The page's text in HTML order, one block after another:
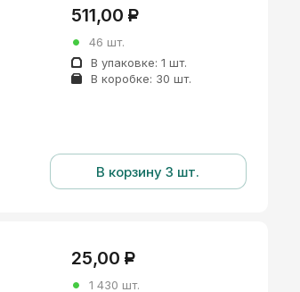
511,00 Р
46 шт.
В упаковке: 1 шт.
В коробке: 30 шт.
В корзину 3 шт.
25,00 Р
1 430 шт.